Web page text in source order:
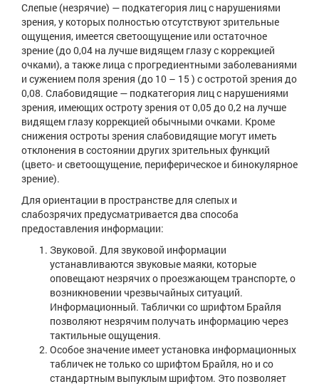
Слепые (незрячие) — подкатегория лиц с нарушениями
зрения, у которых полностью отсутствуют зрительные
ощущения, имеется светоощущение или остаточное
зрение (до 0,04 на лучше видящем глазу с коррекцией
очками), а также лица с прогредиентными заболеваниями
и сужением поля зрения (до 10 – 15 ) с остротой зрения до
0,08. Слабовидящие — подкатегория лиц с нарушениями
зрения, имеющих остроту зрения от 0,05 до 0,2 на лучше
видящем глазу коррекцией обычными очками. Кроме
снижения остроты зрения слабовидящие могут иметь
отклонения в состоянии других зрительных функций
(цвето- и светоощущение, периферическое и бинокулярное
зрение).
Для ориентации в пространстве для слепых и
слабозрячих предусматривается два способа
предоставления информации:
Звуковой. Для звуковой информации
устанавливаются звуковые маяки, которые
оповещают незрячих о проезжающем транспорте, о
возникновении чрезвычайных ситуаций.
Информационный. Таблички со шрифтом Брайля
позволяют незрячим получать информацию через
тактильные ощущения.
Особое значение имеет установка информационных
табличек не только со шрифтом Брайля, но и со
стандартным выпуклым шрифтом. Это позволяет